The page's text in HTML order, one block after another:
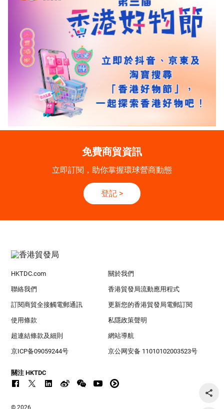
免費商貿資訊
立即訂閱，助你掌握環球營商動態
登記 >
HKTDC.com 關於我們
聯絡我們 香港貿發局流動應用程式
訂閱商貿全接觸電郵通訊 更新您的香港貿發局電郵訂閱
使用條款 私隱政策聲明
超連結條款及細則 網站導航
京ICP备09059244号 京公网安备 11010102003523号
關注 HKTDC
© 2026